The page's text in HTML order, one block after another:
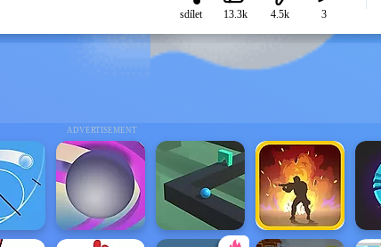
ADVERTISEMENT
sdílet 13.3k 4.5k 3